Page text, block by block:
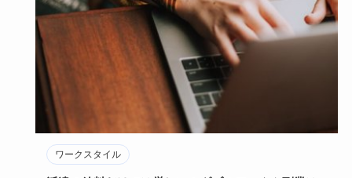
ワークスタイル